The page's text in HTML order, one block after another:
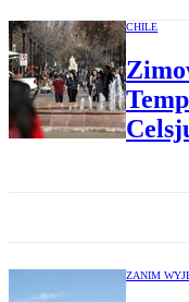
CHILE
ZANIM